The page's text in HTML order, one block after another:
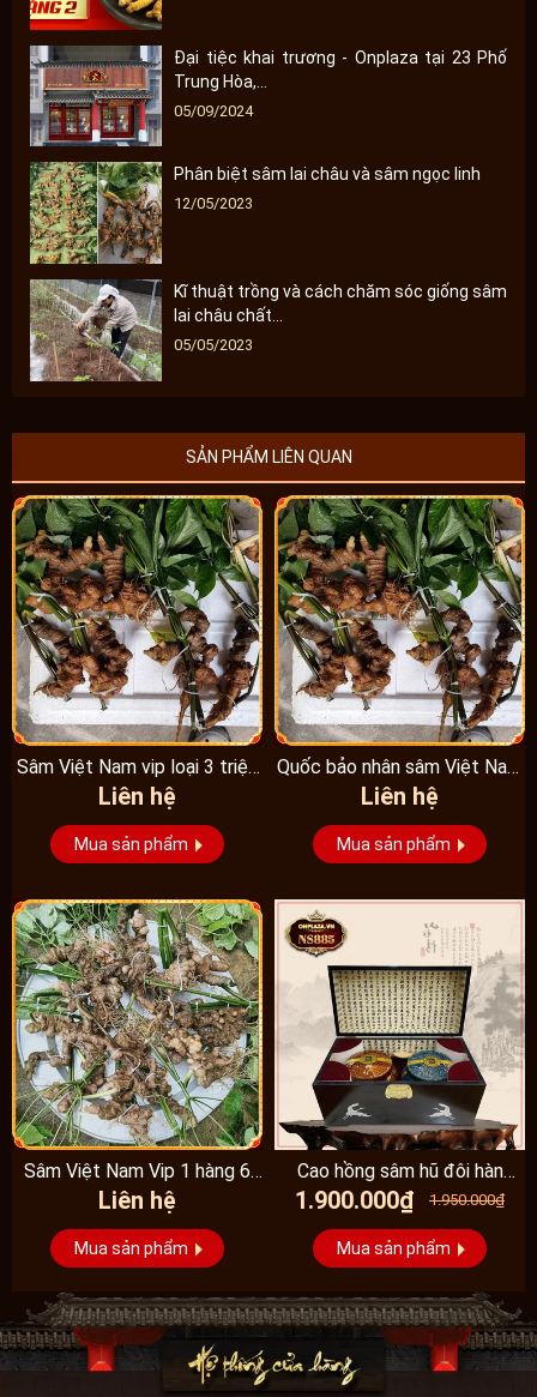
Đại tiệc khai trương - Onplaza tại 23 Phố
Trung Hòa,...
05/09/2024
Phân biệt sâm lai châu và sâm ngọc linh
12/05/2023
Kĩ thuật trồng và cách chăm sóc giống sâm
lai châu chất...
05/05/2023
SẢN PHẨM LIÊN QUAN
Sâm Việt Nam vip loại 3 triệu
1 kg, hàng...
Liên hệ
Mua sản phẩm
Quốc bảo nhân sâm Việt Nam
Vip 3, 15 năm...
Liên hệ
Mua sản phẩm
Sâm Việt Nam Vip 1 hàng 6
đến 8 năm...
Liên hệ
Mua sản phẩm
Cao hồng sâm hũ đôi hàn
quốc pocheon - NS885
1.900.000₫ 1.950.000₫
Mua sản phẩm